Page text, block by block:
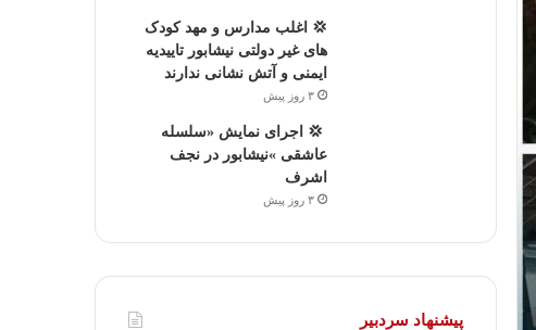
💢 اغلب مدارس و مهد کودک
های غیر دولتی نیشابور تاییدیه
ایمنی و آتش نشانی ندارند
۳ روز پیش
‍ 💢 اجرای نمایش «سلسله
عاشقی »نیشابور در نجف
اشرف
۳ روز پیش
پیشنهاد سردبیر